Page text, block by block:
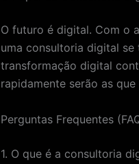
O futuro é digital. Com o
uma consultoria digital se
transformação digital
rapidamente serão as
Perguntas Frequentes
1. O que é a consultoria